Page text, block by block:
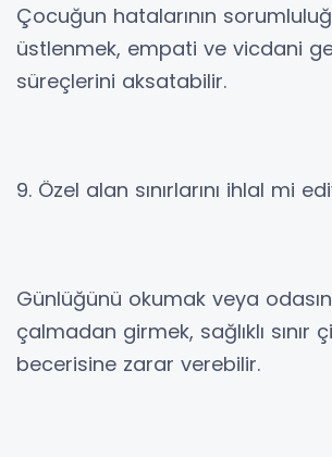
Çocuğun hatalarının
üstlenmek, empati ve vicdani
süreçlerini aksatabilir.
9. Özel alan sınırlarını ihlal mi
Günlüğünü okumak veya
çalmadan girmek, sağlıklı sınır
becerisine zarar verebilir.